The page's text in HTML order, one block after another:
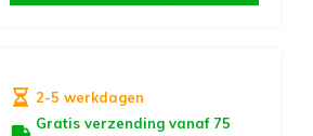
2-5 werkdagen
Gratis verzending vanaf 75